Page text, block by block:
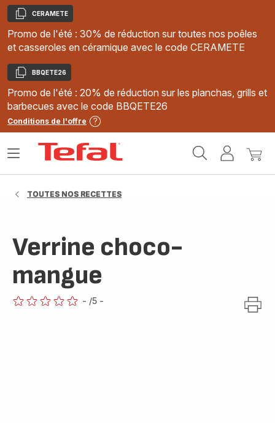
Copier
CERAMETE
Promo de l'été : 30% de réduction sur toutes nos poêles
et casseroles en céramique avec le code CERAMETE
Copier
BBQETE26
Promo de l'été : 20% de réduction sur les planchas, grills et
barbecues avec le code BBQETE26
Conditions de l'offre
MonMon
Ouvrir
TOUTES NOS RECETTES
Verrine choco-
mangue
- /5 -